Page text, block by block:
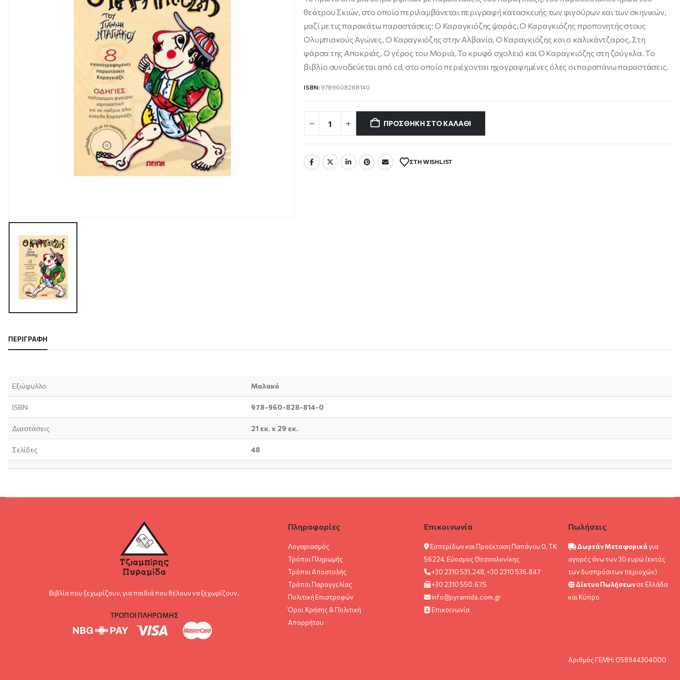
12.72 €.είναι:
11.45 €.
θεάτρου Σκιών, στο οποίο περιλαμβάνεται περιγραφή κατασκευής των φιγούρων και των σκηνικών,
μαζί με τις παρακάτω παραστάσεις: Ο Καραγκιόζης ψαράς, Ο Καραγκιόζης προπονητής στους
Ολυμπιακούς Αγώνες, Ο Καραγκιόζης στην Αλβανία, Ο Καραγκιόζης και ο καλικάντζαρος, Στη
φάρσα της Αποκριάς, Ο γέρος του Μοριά, Το κρυφό σχολειό και Ο Καραγκιόζης στη ζούγκλα. Tο
βιβλίο συνοδεύεται από cd, στο οποίο περιέχονται ηχογραφημένες όλες οι παραπάνω παραστάσεις.
ISBN: 9789608288140
ΠΡΟΣΘΉΚΗ ΣΤΟ ΚΑΛΆΘΙ
ΣΤΗ WISHLIST
ΠΕΡΙΓΡΑΦΉ
Εξώφυλλο Μαλακό
ISBN 978-960-828-814-0
Διαστάσεις 21 εκ. x 29 εκ.
Σελίδες 48
Βιβλία που ξεχωρίζουν, για παιδιά που θέλουν να ξεχωρίζουν.
ΤΡΟΠΟΙ ΠΛΗΡΩΜΗΣ
Πληροφορίες
Λογαριασμός
Τρόποι Πληρωμής
Τρόποι Αποστολής
Τρόποι Παραγγελίας
Πολιτική Επιστροφών
Όροι Χρήσης & Πολιτική
Aπορρήτου
Επικοινωνία
Εσπερίδων και Προέκταση Παπάγου 0, ΤΚ
56224, Εύοσμος Θεσσαλονίκης
+30 2310 531.248, +30 2310 536.847
+30 2310 550.675
info@pyramida.com.gr
Επικοινωνία
Πωλήσεις
Δωρεάν Μεταφορικάγια
αγορές άνω των 30 ευρώ (εκτός
των δυσπρόσιτων περιοχών)
Δίκτυο Πωλήσεωνσε Ελλάδα
και Κύπρο
Αριθμός ΓΕΜΗ: 058944304000